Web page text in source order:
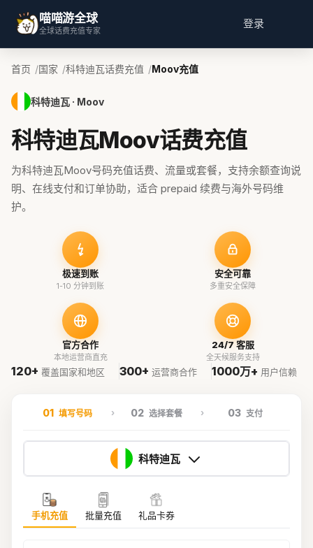
喵喵游全球
全球话费充值专家
登录
首页 国家 科特迪瓦话费充值 Moov充值
科特迪瓦 · Moov
科特迪瓦Moov话费充值
为科特迪瓦Moov号码充值话费、流量或套餐，支持余额查询说
明、在线支付和订单协助，适合 prepaid 续费与海外号码维
护。
极速到账
1-10 分钟到账
安全可靠
多重安全保障
官方合作
本地运营商直充
24/7 客服
全天候服务支持
120+ 覆盖国家和地区 300+ 运营商合作 1000万+ 用户信赖
01 填写号码 02 选择套餐 03 支付
科特迪瓦
手机充值 批量充值 礼品卡券